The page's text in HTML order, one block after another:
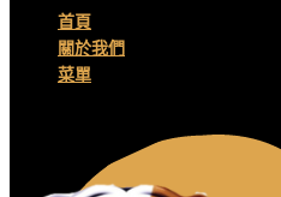
首頁
關於我們
菜單